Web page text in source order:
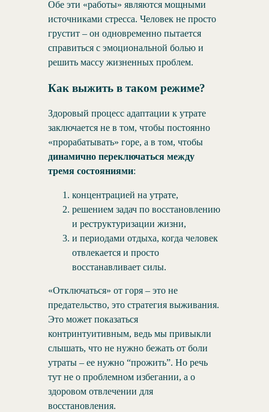
Обе эти «работы» являются мощными
источниками стресса. Человек не просто
грустит – он одновременно пытается
справиться с эмоциональной болью и
решить массу жизненных проблем.
Как выжить в таком режиме?
Здоровый процесс адаптации к утрате
заключается не в том, чтобы постоянно
«прорабатывать» горе, а в том, чтобы
динамично переключаться между
тремя состояниями:
концентрацией на утрате,
решением задач по восстановлению
и реструктуризации жизни,
и периодами отдыха, когда человек
отвлекается и просто
восстанавливает силы.
«Отключаться» от горя – это не
предательство, это стратегия выживания.
Это может показаться
контринтуитивным, ведь мы привыкли
слышать, что не нужно бежать от боли
утраты – ее нужно “прожить”. Но речь
тут не о проблемном избегании, а о
здоровом отвлечении для
восстановления.